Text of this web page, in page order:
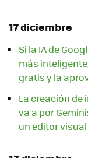
17 diciembre
Si la IA de
más
gratis y la
La creación de
va a por
un editor visual